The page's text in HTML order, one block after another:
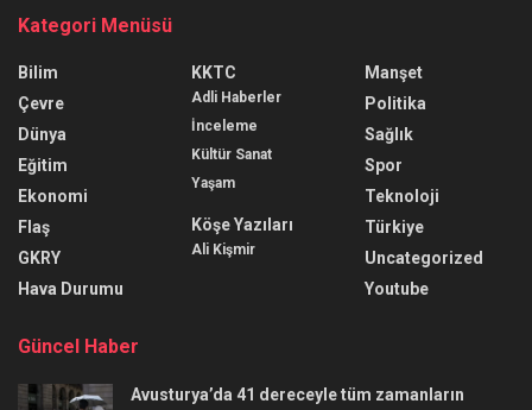
Kategori Menüsü
Bilim
Çevre
Dünya
Eğitim
Ekonomi
Flaş
GKRY
Hava Durumu
KKTC
Adli Haberler
İnceleme
Kültür Sanat
Yaşam
Köşe Yazıları
Ali Kişmir
Manşet
Politika
Sağlık
Spor
Teknoloji
Türkiye
Uncategorized
Youtube
Güncel Haber
Avusturya’da 41 dereceyle tüm zamanların